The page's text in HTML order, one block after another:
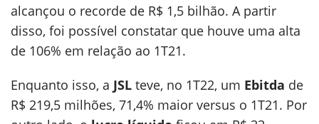
alcançou o recorde de R$ 1,5 bilhão. A partir
disso, foi possível constatar que houve uma alta
de 106% em relação ao 1T21.
Enquanto isso, a JSL teve, no 1T22, um Ebitda de
R$ 219,5 milhões, 71,4% maior versus o 1T21. Por